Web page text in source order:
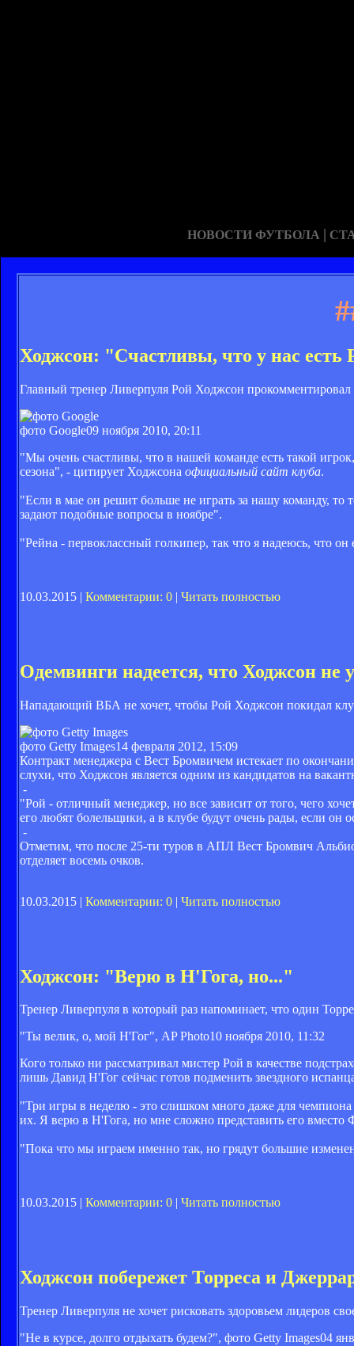
НОВОСТИ ФУТБОЛА |
Ходжсон: "Счастливы, что у нас есть
Главный тренер Ливерпуля Рой Ходжсон
фото Google09 ноября 2010, 20:11
"Мы очень счастливы, что в нашей команде есть такой
сезона", - цитирует Ходжсона официальный сайт клуба.
"Если в мае он решит больше не играть за нашу команду,
задают подобные вопросы в ноябре".
"Рейна - первоклассный голкипер, так что я надеюсь, что
10.03.2015 | Комментарии: 0 | Читать полностью
Одемвинги надеется, что Ходжсон не
Нападающий ВБА не хочет, чтобы Рой Ходжсон покидал
фото Getty Images14 февраля 2012, 15:09
Контракт менеджера с Вест Бромвичем истекает по
слухи, что Ходжсон является одним из кандидатов на
-
"Рой - отличный менеджер, но все зависит от того, чего
его любят болельщики, а в клубе будут очень рады, если он
-
Отметим, что после 25-ти туров в АПЛ Вест Бромвич
отделяет восемь очков.
10.03.2015 | Комментарии: 0 | Читать полностью
Ходжсон: "Верю в Н'Гога, но..."
Тренер Ливерпуля в который раз напоминает, что один
"Ты велик, о, мой Н'Гог", AP Photo10 ноября 2010, 11:32
Кого только ни рассматривал мистер Рой в качестве
лишь Давид Н'Гог сейчас готов подменить звездного
"Три игры в неделю - это слишком много даже для
их. Я верю в Н'Гога, но мне сложно представить его вместо
"Пока что мы играем именно так, но грядут большие
10.03.2015 | Комментарии: 0 | Читать полностью
Ходжсон побережет Торреса и
Тренер Ливерпуля не хочет рисковать здоровьем лидеров
"Не в курсе, долго отдыхать будем?", фото Getty Images04